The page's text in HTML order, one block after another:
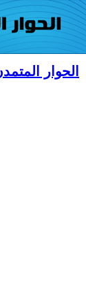
الحوار